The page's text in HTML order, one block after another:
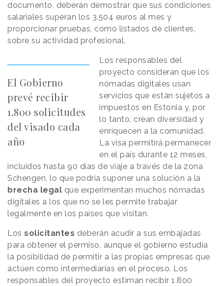
documento, deberán demostrar que sus condiciones
salariales superan los 3.504 euros al mes y
proporcionar pruebas, como listados de clientes,
sobre su actividad profesional.
El Gobierno
prevé recibir
1.800 solicitudes
del visado cada
año
Los responsables del
proyecto consideran que los
nómadas digitales usan
servicios que están sujetos a
impuestos en Estonia y, por
lo tanto, crean diversidad y
enriquecen a la comunidad.
La visa permitirá permanecer
en el país durante 12 meses,
incluidos hasta 90 días de viaje a través de la zona
Schengen, lo que podría suponer una solución a la
brecha legal que experimentan muchos nómadas
digitales a los que no se les permite trabajar
legalmente en los países que visitan.
Los solicitantes deberán acudir a sus embajadas
para obtener el permiso, aunque el gobierno estudia
la posibilidad de permitir a las propias empresas que
actúen como intermediarias en el proceso. Los
responsables del proyecto estiman recibir 1.800